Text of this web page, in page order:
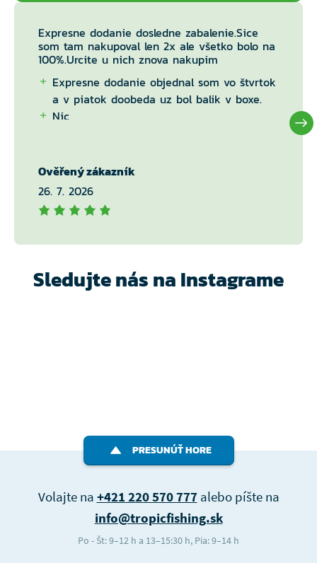
Expresne dodanie dosledne zabalenie.Sice
som tam nakupoval len 2x ale všetko bolo na
100%.Urcite u nich znova nakupim
Expresne dodanie objednal som vo štvrtok
a v piatok doobeda uz bol balik v boxe.
Nic
Ověřený zákazník
26. 7. 2026
Sledujte nás na Instagrame
PRESUNÚŤ HORE
Volajte na +421 220 570 777alebo píšte na
info@tropicfishing.sk
Po - Št: 9–12 h a 13–15:30 h, Pia: 9–14 h